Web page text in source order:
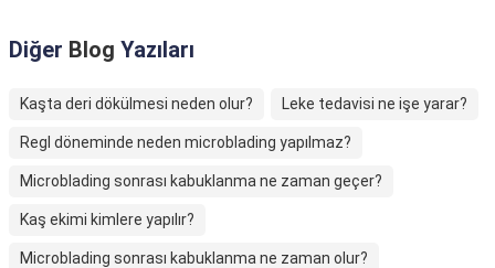
Diğer Blog Yazıları
Kaşta deri dökülmesi neden olur? Leke tedavisi ne işe yarar?
Regl döneminde neden microblading yapılmaz?
Microblading sonrası kabuklanma ne zaman geçer?
Kaş ekimi kimlere yapılır?
Microblading sonrası kabuklanma ne zaman olur?